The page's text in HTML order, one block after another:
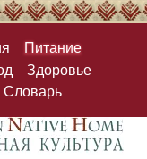
Питание
Здоровье
Словарь